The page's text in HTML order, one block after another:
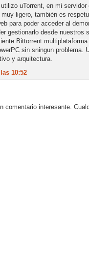
uTorrent, en mi
ligero, también es
para poder acceder al
gestionarlo desde
Bittorrent
sin sningun
y arquitectura.
10:52
comentario interesante.